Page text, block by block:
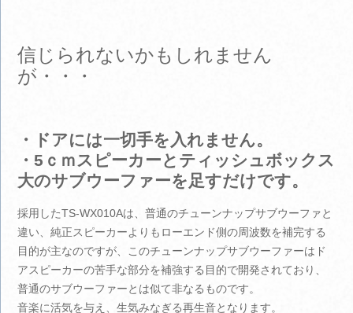
信じられないかもしれません
が・・・
・ドアには一切手を入れません。
・5ｃｍスピーカーとティッシュボックス
大のサブウーファーを足すだけです。
採用したTS-WX010Aは、普通のチューンナップサブウーファと
違い、純正スピーカーよりもローエンド側の周波数を補完する
目的が主なのですが、このチューンナップサブウーファーはド
アスピーカーの苦手な部分を補強する目的で開発されており、
普通のサブウーファーとは似て非なるものです。
音楽に活気を与え、生気みなぎる再生音となります。